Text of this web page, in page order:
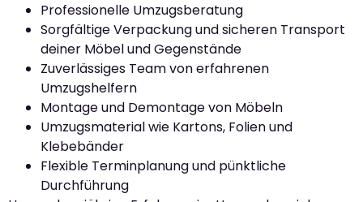
Professionelle Umzugsberatung
Sorgfältige Verpackung und sicheren Transport
deiner Möbel und Gegenstände
Zuverlässiges Team von erfahrenen
Umzugshelfern
Montage und Demontage von Möbeln
Umzugsmaterial wie Kartons, Folien und
Klebebänder
Flexible Terminplanung und pünktliche
Durchführung